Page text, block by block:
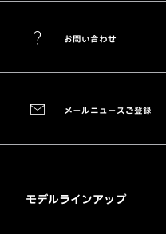
お問い合わせ
メールニュースご登録
モデルラインアップ